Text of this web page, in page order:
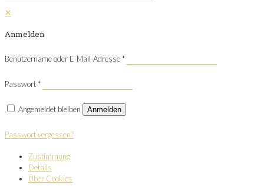
✕
Anmelden
Benutzername oder E-Mail-Adresse*
Passwort*
Angemeldet bleiben Anmelden
Passwort vergessen?
Zustimmung
Details
Über Cookies